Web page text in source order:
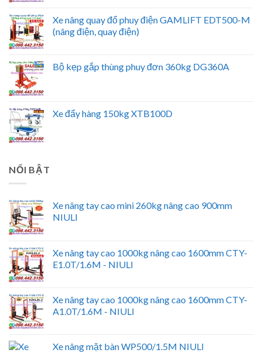
Xe nâng quay đổ phuy điện GAMLIFT EDT500-M
(nâng điện, quay điện)
Bộ kẹp gắp thùng phuy đơn 360kg DG360A
Xe đẩy hàng 150kg XTB100D
NỔI BẬT
Xe nâng tay cao mini 260kg nâng cao 900mm
NIULI
Xe nâng tay cao 1000kg nâng cao 1600mm CTY-
E1.0T/1.6M - NIULI
Xe nâng tay cao 1000kg nâng cao 1600mm CTY-
A1.0T/1.6M - NIULI
Xe nâng mặt bàn WP500/1.5M NIULI